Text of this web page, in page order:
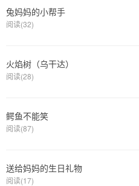
兔妈妈的小帮手
阅读(32)
火焰树（乌干达）
阅读(28)
鳄鱼不能笑
阅读(87)
送给妈妈的生日礼物
阅读(17)